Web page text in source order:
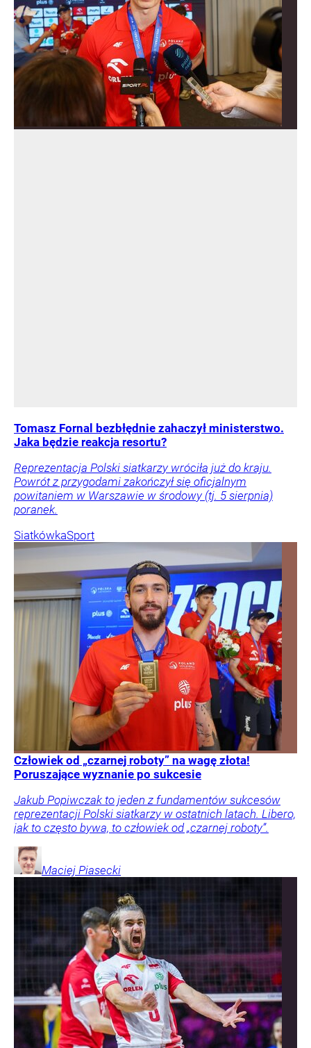
Tomasz Fornal bezbłędnie zahaczył ministerstwo.
Jaka będzie reakcja resortu?
Reprezentacja Polski siatkarzy wróciła już do kraju.
Powrót z przygodami zakończył się oficjalnym
powitaniem w Warszawie w środowy (tj. 5 sierpnia)
poranek.
SiatkówkaSport
Człowiek od „czarnej roboty” na wagę złota!
Poruszające wyznanie po sukcesie
Jakub Popiwczak to jeden z fundamentów sukcesów
reprezentacji Polski siatkarzy w ostatnich latach. Libero,
jak to często bywa, to człowiek od „czarnej roboty”.
Maciej Piasecki